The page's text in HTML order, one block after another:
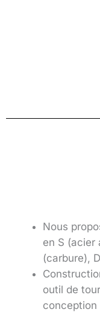
Nous
en S (acier
(carbure),
outil de
conception